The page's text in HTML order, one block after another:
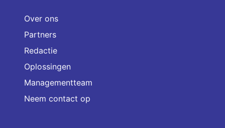
Over ons
Partners
Redactie
Oplossingen
Managementteam
Neem contact op